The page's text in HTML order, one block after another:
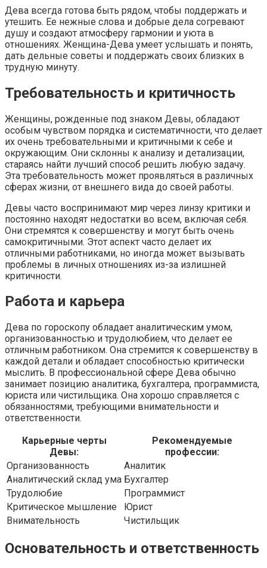
Дева всегда готова быть рядом, чтобы поддержать и
утешить. Ее нежные слова и добрые дела согревают
душу и создают атмосферу гармонии и уюта в
отношениях. Женщина-Дева умеет услышать и понять,
дать дельные советы и поддержать своих близких в
трудную минуту.
Требовательность и критичность
Женщины, рожденные под знаком Девы, обладают
особым чувством порядка и систематичности, что делает
их очень требовательными и критичными к себе и
окружающим. Они склонны к анализу и детализации,
стараясь найти лучший способ решить любую задачу.
Эта требовательность может проявляться в различных
сферах жизни, от внешнего вида до своей работы.
Девы часто воспринимают мир через линзу критики и
постоянно находят недостатки во всем, включая себя.
Они стремятся к совершенству и могут быть очень
самокритичными. Этот аспект часто делает их
отличными работниками, но иногда может вызывать
проблемы в личных отношениях из-за излишней
критичности.
Работа и карьера
Дева по гороскопу обладает аналитическим умом,
организованностью и трудолюбием, что делает ее
отличным работником. Она стремится к совершенству в
каждой детали и обладает способностью критически
мыслить. В профессиональной сфере Дева обычно
занимает позицию аналитика, бухгалтера, программиста,
юриста или чистильщика. Она хорошо справляется с
обязанностями, требующими внимательности и
ответственности.
Карьерные черты
Девы:
Рекомендуемые
профессии:
Организованность
Аналитик
Аналитический склад ума Бухгалтер
Трудолюбие
Программист
Критическое мышление
Юрист
Внимательность
Чистильщик
Основательность и ответственность